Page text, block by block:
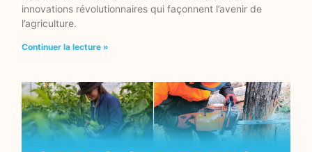
innovations révolutionnaires qui façonnent l’avenir de
l’agriculture.
Continuer la lecture »